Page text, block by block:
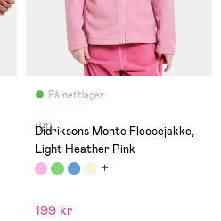
På nettlager
(21)
Didriksons Monte Fleecejakke,
Light Heather Pink
199 kr